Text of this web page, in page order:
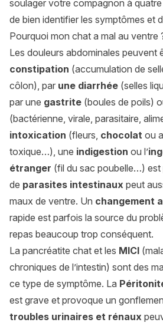
soulager votre compagnon à
de bien identifier les symptômes et
Pourquoi mon chat a mal au ventre
Les douleurs abdominales peuvent
constipation (accumulation de
côlon), par une diarrhée (selles
par une gastrite (boules de poils)
(bactérienne, virale, parasitaire,
intoxication (fleurs, chocolat ou
toxique…), une indigestion ou l’
étranger (fil du sac poubelle…) est
de parasites intestinaux peut
maux de ventre. Un changement
rapide est parfois la source du
repas beaucoup trop conséquent.
La pancréatite chat et les MICI
chroniques de l’intestin) sont des
ce type de symptôme. La
est grave et provoque un
troubles urinaires et rénaux